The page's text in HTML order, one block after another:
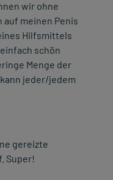
wir ohne
auf meinen Penis
Hilfsmittels
schön
Menge der
jeder/jedem
gereizte
Super!